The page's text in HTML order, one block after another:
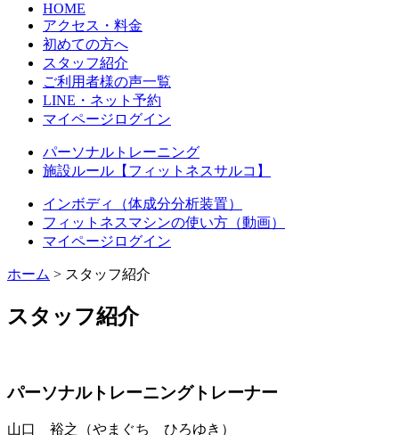
HOME
アクセス・料金
初めての方へ
スタッフ紹介
ご利用者様の声一覧
LINE・ネット予約
マイページログイン
パーソナルトレーニング
施設ルール【フィットネスサルコ】
インボディ（体成分分析装置）
フィットネスマシンの使い方（動画）
マイページログイン
ホーム > スタッフ紹介
スタッフ紹介
パーソナルトレーニングトレーナー
山口 裕之（やまぐち ひろゆき）